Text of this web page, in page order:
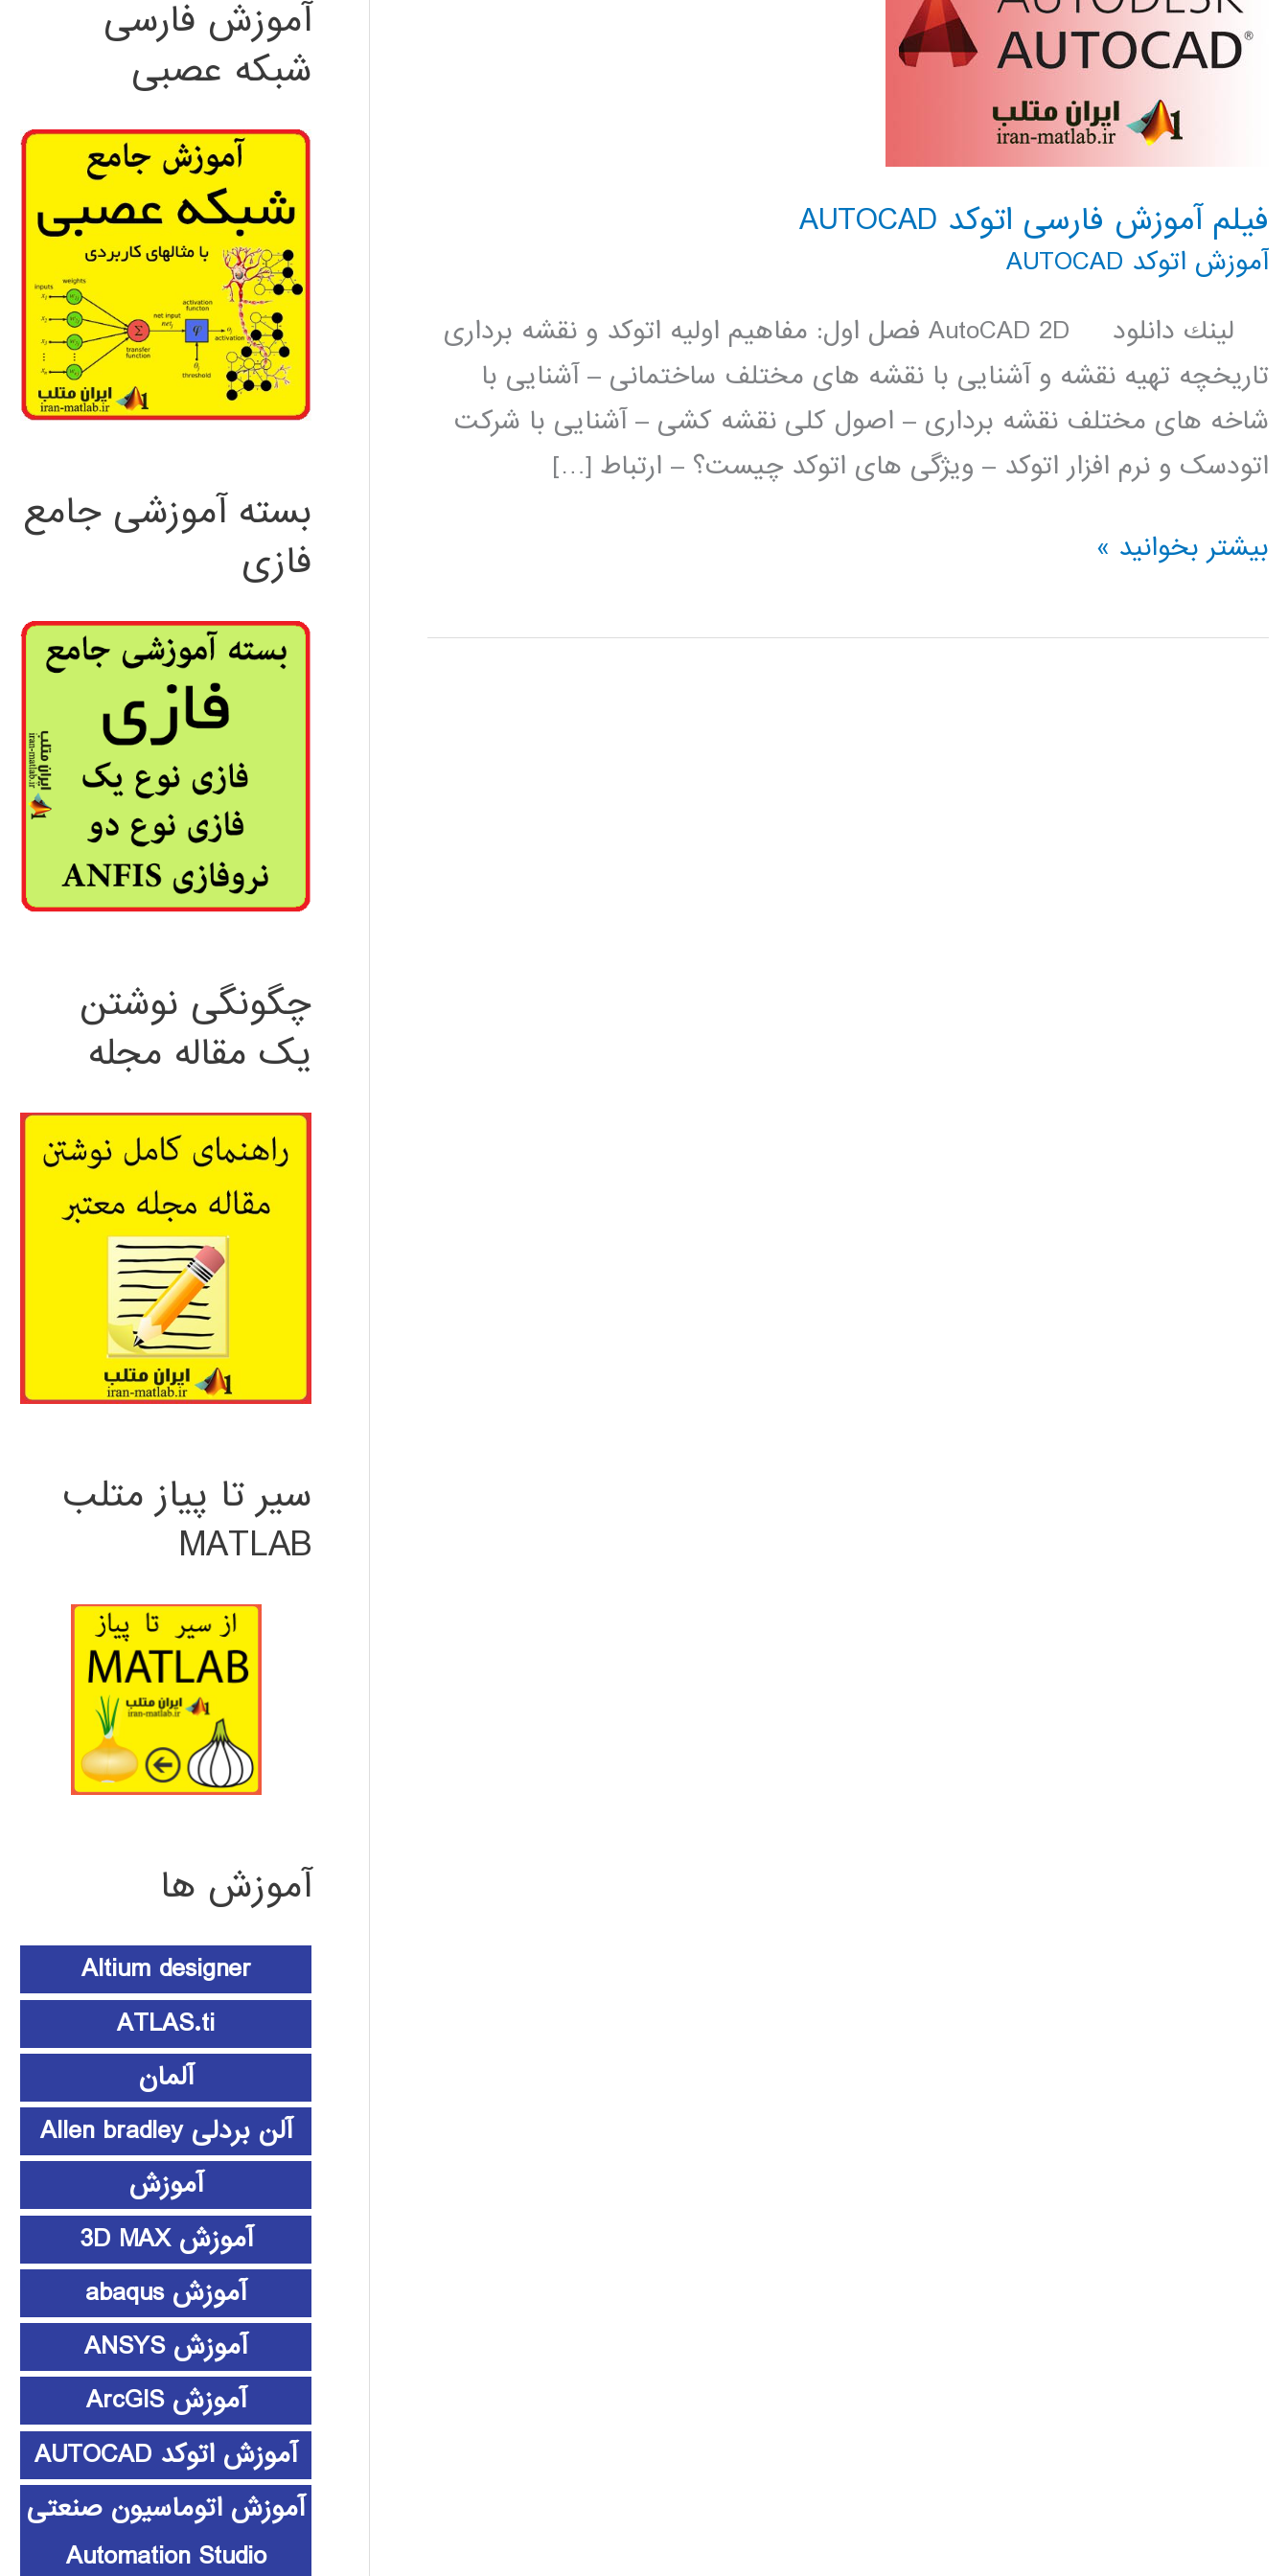
فیلم آموزش فارسی اتوکد AUTOCAD
آموزش اتوکد AUTOCAD
لينك دانلود AutoCAD 2D فصل اول: مفاهیم اولیه اتوکد و نقشه برداری
تاریخچه تهیه نقشه و آشنایی با نقشه های مختلف ساختمانی – آشنایی با
شاخه های مختلف نقشه برداری – اصول کلی نقشه کشی – آشنایی با شرکت
اتودسک و نرم افزار اتوکد – ویژگی های اتوکد چیست؟ – ارتباط […]
فیلم
فارسی
بیشتر بخوانید »
آموزش فارسی
شبکه عصبی
بسته آموزشی جامع
فازی
چگونگی نوشتن
یک مقاله مجله
سیر تا پیاز متلب
MATLAB
آموزش ها
Altium designer
ATLAS.ti
آلمان
آلن بردلی Allen bradley
آموزش
آموزش 3D MAX
آموزش abaqus
آموزش ANSYS
آموزش ArcGIS
آموزش اتوکد AUTOCAD
آموزش اتوماسیون صنعتی
Automation Studio